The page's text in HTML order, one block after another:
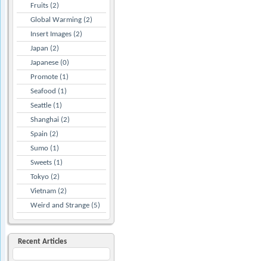
Fruits (2)
Global Warming (2)
Insert Images (2)
Japan (2)
Japanese (0)
Promote (1)
Seafood (1)
Seattle (1)
Shanghai (2)
Spain (2)
Sumo (1)
Sweets (1)
Tokyo (2)
Vietnam (2)
Weird and Strange (5)
Recent Articles